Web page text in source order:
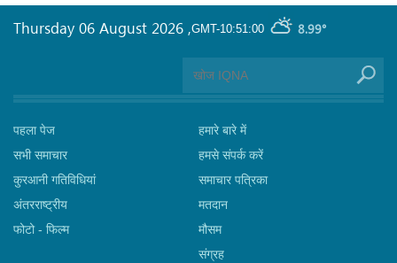
GMT-10:51:00 8.99°
Thursday 06 August 2026 ,
पहला पेज
सभी समाचार
कुरआनी गतिविधियां
अंतरराष्ट्रीय
फोटो - फिल्म
हमारे बारे में
हमसे संपर्क करें
समाचार पत्रिका
मतदान
मौसम
संग्रह